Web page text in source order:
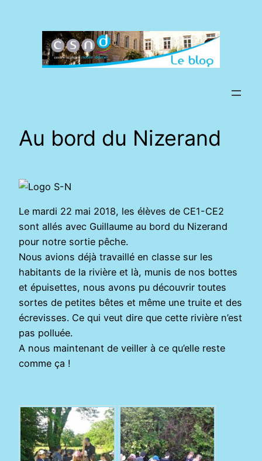
Au bord du Nizerand
Le mardi 22 mai 2018, les élèves de CE1-CE2
sont allés avec Guillaume au bord du Nizerand
pour notre sortie pêche.
Nous avions déjà travaillé en classe sur les
habitants de la rivière et là, munis de nos bottes
et épuisettes, nous avons pu découvrir toutes
sortes de petites bêtes et même une truite et des
écrevisses. Ce qui veut dire que cette rivière n’est
pas polluée.
A nous maintenant de veiller à ce qu’elle reste
comme ça !